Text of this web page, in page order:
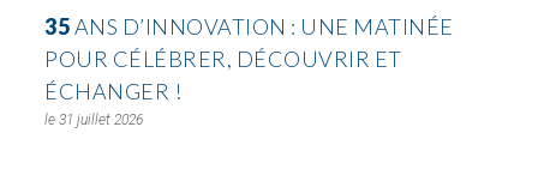
35ANS D’INNOVATION : UNE MATINÉE
POUR CÉLÉBRER, DÉCOUVRIR ET
ÉCHANGER !
31 juillet 2026